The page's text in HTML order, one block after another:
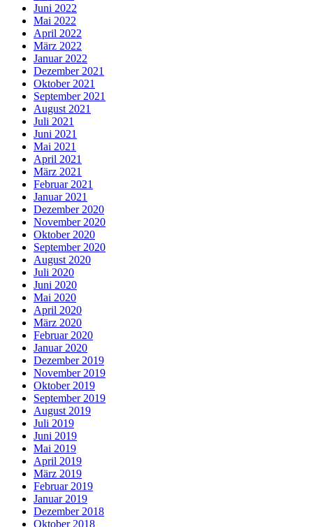
Juni 2022
Mai 2022
April 2022
März 2022
Januar 2022
Dezember 2021
Oktober 2021
September 2021
August 2021
Juli 2021
Juni 2021
Mai 2021
April 2021
März 2021
Februar 2021
Januar 2021
Dezember 2020
November 2020
Oktober 2020
September 2020
August 2020
Juli 2020
Juni 2020
Mai 2020
April 2020
März 2020
Februar 2020
Januar 2020
Dezember 2019
November 2019
Oktober 2019
September 2019
August 2019
Juli 2019
Juni 2019
Mai 2019
April 2019
März 2019
Februar 2019
Januar 2019
Dezember 2018
Oktober 2018